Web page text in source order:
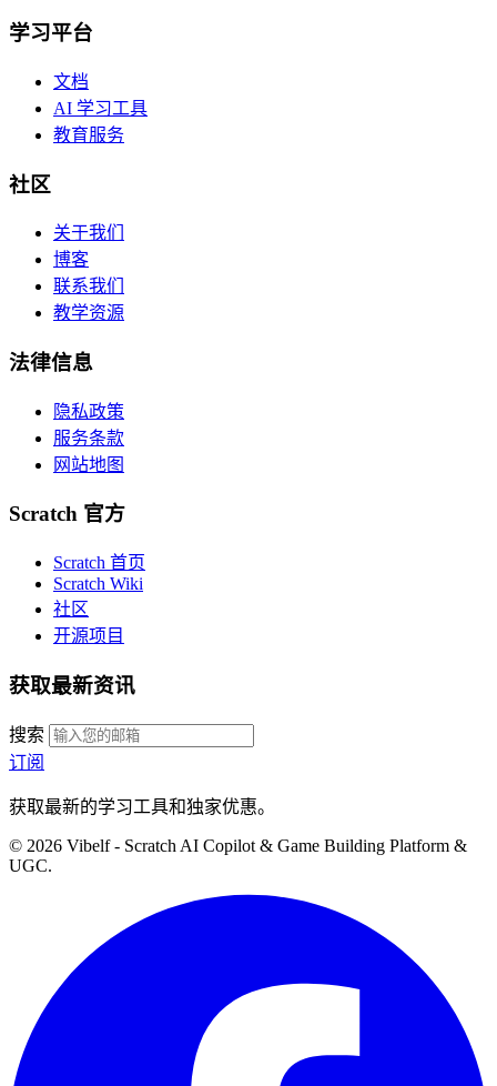
学习平台
文档
AI 学习工具
教育服务
社区
关于我们
博客
联系我们
教学资源
法律信息
隐私政策
服务条款
网站地图
Scratch 官方
Scratch 首页
Scratch Wiki
社区
开源项目
获取最新资讯
搜索
订阅
获取最新的学习工具和独家优惠。
© 2026 Vibelf - Scratch AI Copilot & Game Building Platform &
UGC.